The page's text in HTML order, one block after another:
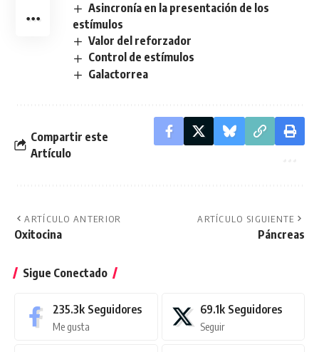
Asincronía en la presentación de los
estímulos
Valor del reforzador
Control de estímulos
Galactorrea
Compartir este
Artículo
ARTÍCULO ANTERIOR
Oxitocina
ARTÍCULO SIGUIENTE
Páncreas
Sigue Conectado
235.3k Seguidores
Me gusta
69.1k Seguidores
Seguir